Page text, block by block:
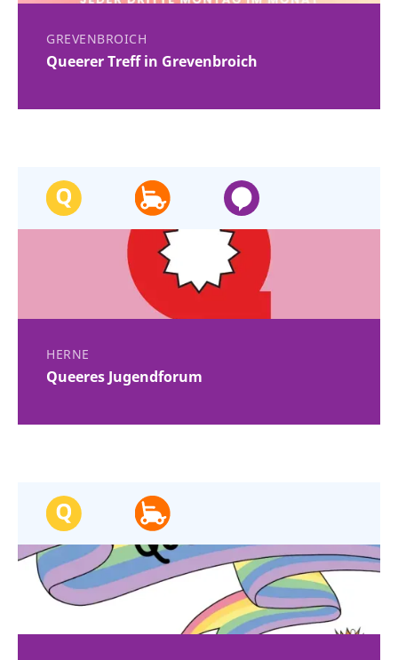
GREVENBROICH
Queerer Treff in Grevenbroich
HERNE
Queeres Jugendforum